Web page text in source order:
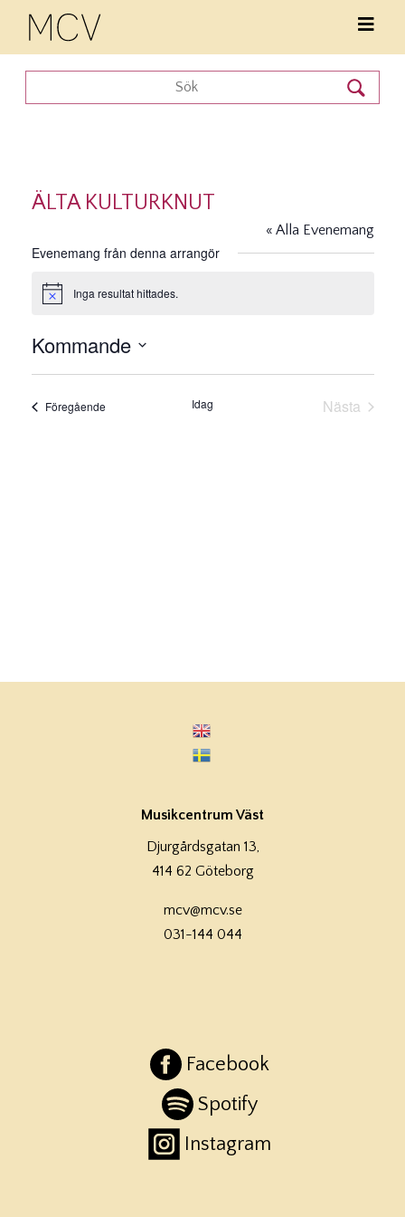
ÄLTA KULTURKNUT
« Alla Evenemang
Evenemang från denna arrangör
Notis Inga resultat hittades.
Kommande
Välj
FöregåendeEvenemang Idag
Nästa
Musikcentrum Väst
Djurgårdsgatan 13,
414 62 Göteborg
mcv@mcv.se
031-144 044
Facebook
Spotify
Instagram